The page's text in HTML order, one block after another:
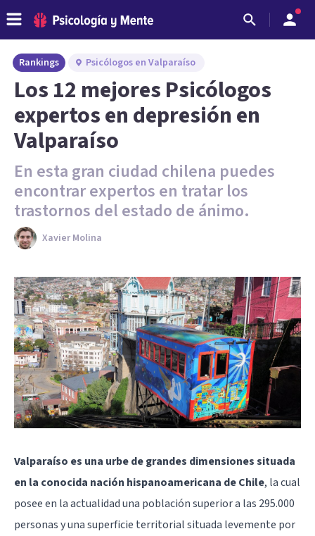
Rankings Psicólogos en Valparaíso
Los 12 mejores Psicólogos
expertos en depresión en
Valparaíso
En esta gran ciudad chilena puedes
encontrar expertos en tratar los
trastornos del estado de ánimo.
Xavier Molina
Valparaíso es una urbe de grandes dimensiones situada
en la conocida nación hispanoamericana de Chile, la cual
posee en la actualidad una población superior a las 295.000
personas y una superficie territorial situada levemente por